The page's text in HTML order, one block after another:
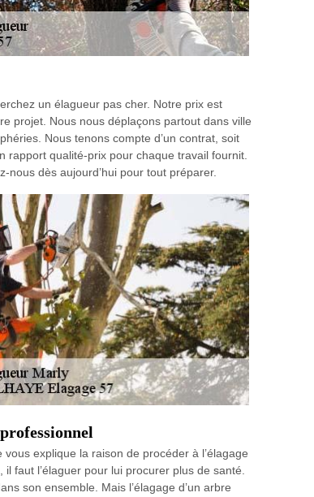
un élagueur pas cher. Notre prix est
projet. Nous nous déplaçons partout dans ville
Nous tenons compte d’un contrat, soit
rapport qualité-prix pour chaque travail fournit.
dès aujourd’hui pour tout préparer.
explique la raison de procéder à l’élagage
faut l’élaguer pour lui procurer plus de santé.
son ensemble. Mais l’élagage d’un arbre